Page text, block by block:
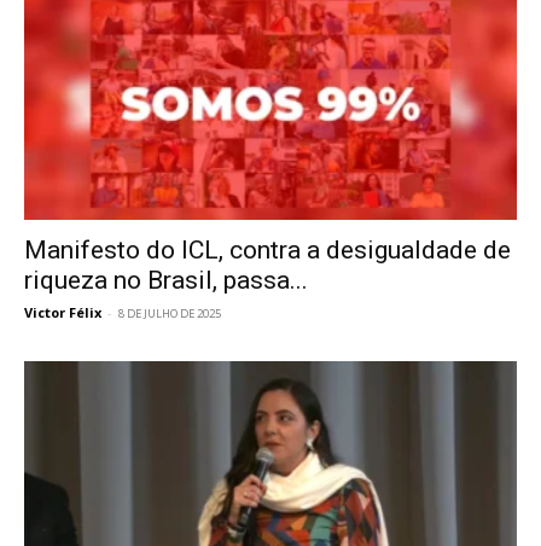
Manifesto do ICL, contra a desigualdade de
riqueza no Brasil, passa...
Victor Félix - 8 DE JULHO DE 2025